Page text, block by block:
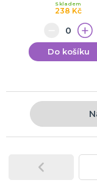
238 Kč
Skladem
Do košíku